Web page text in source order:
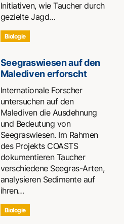
Initiativen, wie Taucher durch
gezielte Jagd…
Biologie
Seegraswiesen auf den
Malediven erforscht
Internationale Forscher
untersuchen auf den
Malediven die Ausdehnung
und Bedeutung von
Seegraswiesen. Im Rahmen
des Projekts COASTS
dokumentieren Taucher
verschiedene Seegras-Arten,
analysieren Sedimente auf
ihren…
Biologie